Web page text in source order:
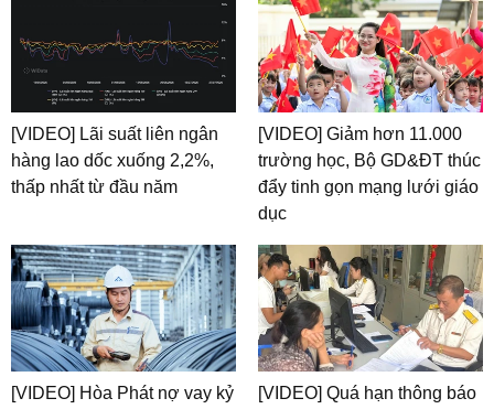
[VIDEO] Lãi suất liên ngân
hàng lao dốc xuống 2,2%,
thấp nhất từ đầu năm
[VIDEO] Giảm hơn 11.000
trường học, Bộ GD&ĐT thúc
đẩy tinh gọn mạng lưới giáo
dục
[VIDEO] Hòa Phát nợ vay kỷ
[VIDEO] Quá hạn thông báo